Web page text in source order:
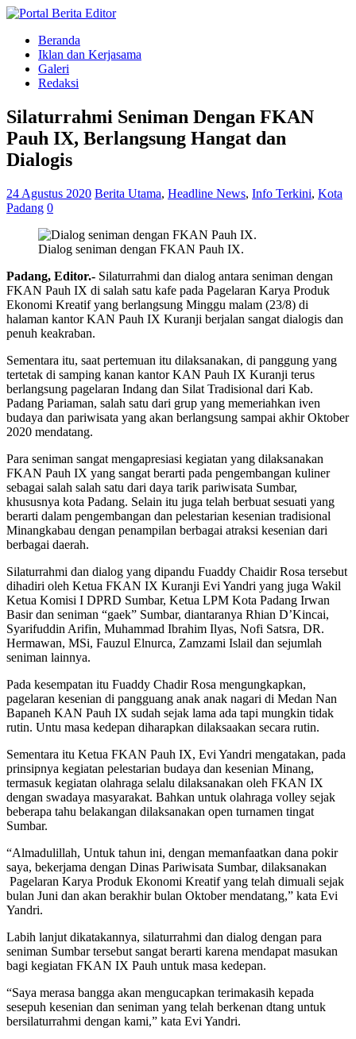
Beranda
Iklan dan Kerjasama
Galeri
Redaksi
Silaturrahmi Seniman Dengan FKAN
Pauh IX, Berlangsung Hangat dan
Dialogis
24 Agustus 2020 Berita Utama, Headline News, Info Terkini, Kota
Padang 0
Dialog seniman dengan FKAN Pauh IX.
Padang, Editor.- Silaturrahmi dan dialog antara seniman dengan
FKAN Pauh IX di salah satu kafe pada Pagelaran Karya Produk
Ekonomi Kreatif yang berlangsung Minggu malam (23/8) di
halaman kantor KAN Pauh IX Kuranji berjalan sangat dialogis dan
penuh keakraban.
Sementara itu, saat pertemuan itu dilaksanakan, di panggung yang
tertetak di samping kanan kantor KAN Pauh IX Kuranji terus
berlangsung pagelaran Indang dan Silat Tradisional dari Kab.
Padang Pariaman, salah satu dari grup yang memeriahkan iven
budaya dan pariwisata yang akan berlangsung sampai akhir Oktober
2020 mendatang.
Para seniman sangat mengapresiasi kegiatan yang dilaksanakan
FKAN Pauh IX yang sangat berarti pada pengembangan kuliner
sebagai salah salah satu dari daya tarik pariwisata Sumbar,
khususnya kota Padang. Selain itu juga telah berbuat sesuati yang
berarti dalam pengembangan dan pelestarian kesenian tradisional
Minangkabau dengan penampilan berbagai atraksi kesenian dari
berbagai daerah.
Silaturrahmi dan dialog yang dipandu Fuaddy Chaidir Rosa tersebut
dihadiri oleh Ketua FKAN IX Kuranji Evi Yandri yang juga Wakil
Ketua Komisi I DPRD Sumbar, Ketua LPM Kota Padang Irwan
Basir dan seniman “gaek” Sumbar, diantaranya Rhian D’Kincai,
Syarifuddin Arifin, Muhammad Ibrahim Ilyas, Nofi Satsra, DR.
Hermawan, MSi, Fauzul Elnurca, Zamzami Islail dan sejumlah
seniman lainnya.
Pada kesempatan itu Fuaddy Chadir Rosa mengungkapkan,
pagelaran kesenian di pangguang anak anak nagari di Medan Nan
Bapaneh KAN Pauh IX sudah sejak lama ada tapi mungkin tidak
rutin. Untu masa kedepan diharapkan dilaksaakan secara rutin.
Sementara itu Ketua FKAN Pauh IX, Evi Yandri mengatakan, pada
prinsipnya kegiatan pelestarian budaya dan kesenian Minang,
termasuk kegiatan olahraga selalu dilaksanakan oleh FKAN IX
dengan swadaya masyarakat. Bahkan untuk olahraga volley sejak
beberapa tahu belakangan dilaksanakan open turnamen tingat
Sumbar.
“Almadulillah, Untuk tahun ini, dengan memanfaatkan dana pokir
saya, bekerjama dengan Dinas Pariwisata Sumbar, dilaksanakan
Pagelaran Karya Produk Ekonomi Kreatif yang telah dimuali sejak
bulan Juni dan akan berakhir bulan Oktober mendatang,” kata Evi
Yandri.
Labih lanjut dikatakannya, silaturrahmi dan dialog dengan para
seniman Sumbar tersebut sangat berarti karena mendapat masukan
bagi kegiatan FKAN IX Pauh untuk masa kedepan.
“Saya merasa bangga akan mengucapkan terimakasih kepada
sesepuh kesenian dan seniman yang telah berkenan dtang untuk
bersilaturrahmi dengan kami,” kata Evi Yandri.